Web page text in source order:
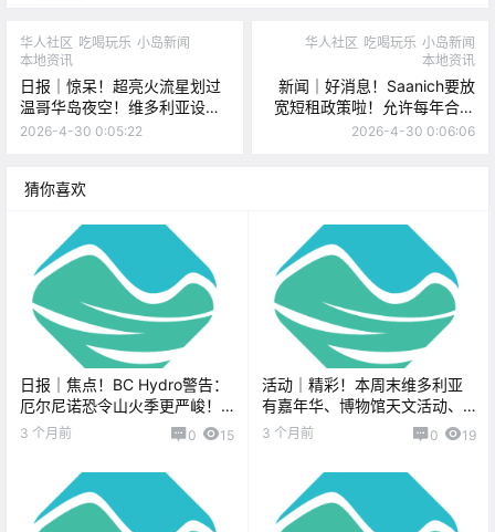
华人社区 吃喝玩乐 小岛新闻
本地资讯
日报｜惊呆！超亮火流星划过
温哥华岛夜空！维多利亚设计
周明日开幕，50+免费活动等
2026-4-30 0:05:22
华人社区 吃喝玩乐 小岛新闻
本地资讯
新闻｜好消息！Saanich要放
宽短租政策啦！允许每年合法
经营160天！维多利亚爆发严
2026-4-30 0:06:06
猜你喜欢
日报｜焦点！BC Hydro警告：
厄尔尼诺恐令山火季更严峻！
RRU重回军事传统，将与军方
3 个月前 0 15
活动｜精彩！本周末维多利亚
有嘉年华、博物馆天文活动、
蘑菇地衣自然考察、园艺工作
坊、经典电影放映、摇滚派
对、邻里才艺秀！
3 个月前 0 19